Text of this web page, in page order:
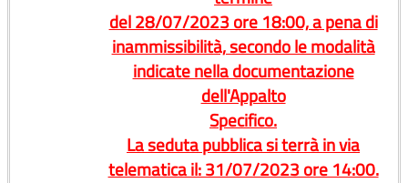
del 28/07/2023 ore 18:00, a pena di
inammissibilità, secondo le modalità
indicate nella documentazione
dell'Appalto
Specifico.
La seduta pubblica si terrà in via
telematica il: 31/07/2023 ore 14:00.